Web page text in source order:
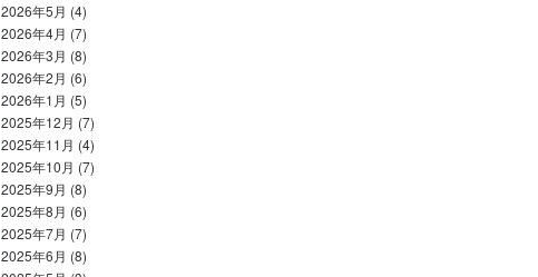
2026年5月 (4)
2026年4月 (7)
2026年3月 (8)
2026年2月 (6)
2026年1月 (5)
2025年12月 (7)
2025年11月 (4)
2025年10月 (7)
2025年9月 (8)
2025年8月 (6)
2025年7月 (7)
2025年6月 (8)